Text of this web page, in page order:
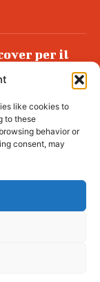
like cookies to
to these
behavior or
consent, may
per il
with
and